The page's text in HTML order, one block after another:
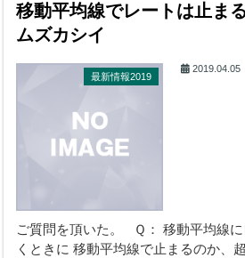
移動平均線でレートは止ま
ムズカシイ
最新情報2019
2019.04.05
ご質問を頂いた。 Ｑ： 移動平均線
くときに 移動平均線で止まるのか、